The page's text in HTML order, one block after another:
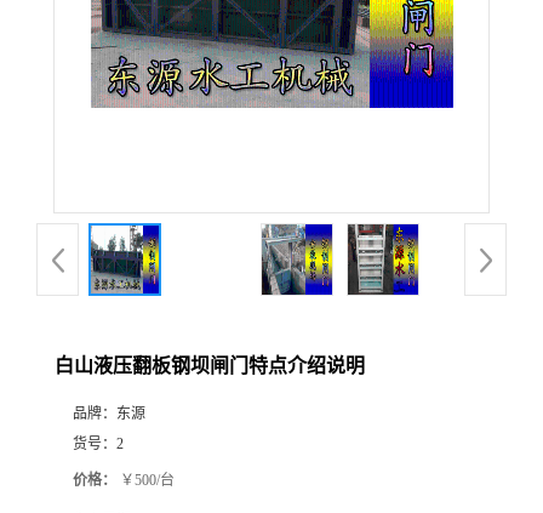
白山液压翻板钢坝闸门特点介绍说明
品牌： 东源
货号： 2
价格： ￥500/台